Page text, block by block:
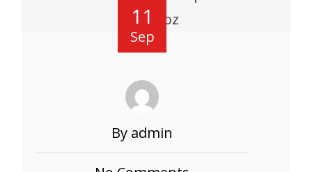
11
Sep
By admin